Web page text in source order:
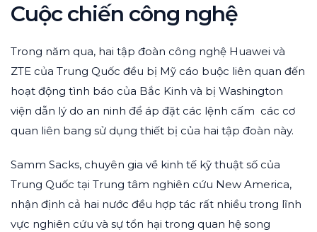
Cuộc chiến công nghệ
Trong năm qua, hai tập đoàn công nghệ Huawei và
ZTE của Trung Quốc đều bị Mỹ cáo buộc liên quan đến
hoạt động tình báo của Bắc Kinh và bị Washington
viện dẫn lý do an ninh để áp đặt các lệnh cấm các cơ
quan liên bang sử dụng thiết bị của hai tập đoàn này.
Samm Sacks, chuyên gia về kinh tế kỹ thuật số của
Trung Quốc tại Trung tâm nghiên cứu New America,
nhận định cả hai nước đều hợp tác rất nhiều trong lĩnh
vực nghiên cứu và sự tổn hại trong quan hệ song